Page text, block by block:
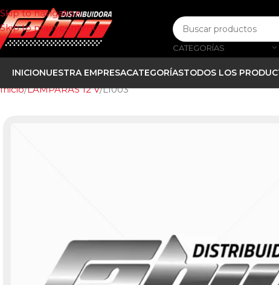
Skip to navigation
Skip to main content
CATEGORÍAS
INICIONUESTRA EMPRESACATEGORÍASTODOS LOS
Inicio LAMPARAS 12 V L1003